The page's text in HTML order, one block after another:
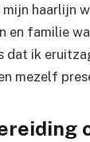
mijn haarlijn
en familie
dat ik
mezelf